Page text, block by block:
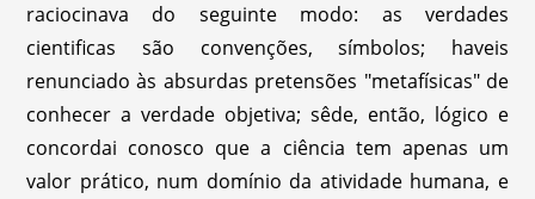
raciocinava do seguinte modo: as verdades
cientificas são convenções, símbolos; haveis
renunciado às absurdas pretensões "metafísicas" de
conhecer a verdade objetiva; sêde, então, lógico e
concordai conosco que a ciência tem apenas um
valor prático, num domínio da atividade humana, e